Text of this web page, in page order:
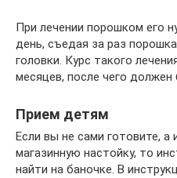
При лечении порошком его
день, съедая за раз
головки. Курс такого
месяцев, после чего
Прием детям
Если вы не сами готовите, а
магазинную настойку, то
найти на баночке. В